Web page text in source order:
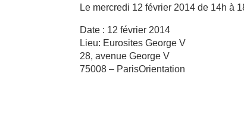
Le mercredi 12 février 2014 de 14h à
Date : 12 février 2014
Lieu: Eurosites George V
28, avenue George V
75008 – ParisOrientation